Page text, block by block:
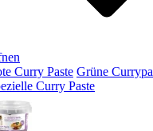
Curry Paste Grüne
Curry Paste